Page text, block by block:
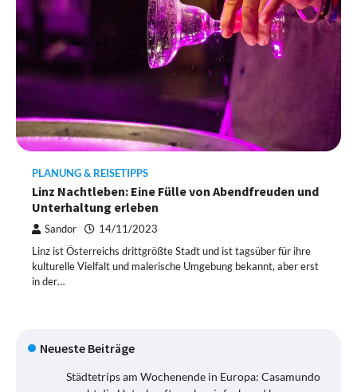
PLANUNG & REISETIPPS
Linz Nachtleben: Eine Fülle von Abendfreuden und
Unterhaltung erleben
Sandor 14/11/2023
Linz ist Österreichs drittgrößte Stadt und ist tagsüber für ihre
kulturelle Vielfalt und malerische Umgebung bekannt, aber erst
in der…
Neueste Beiträge
Städtetrips am Wochenende in Europa: Casamundo